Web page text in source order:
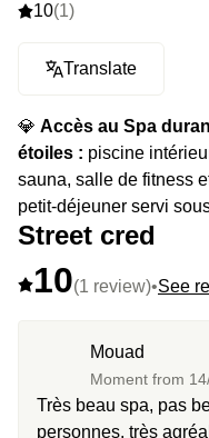
10(1)
Translate
💎 Accès au Spa
étoiles : piscine
sauna, salle de fitness
petit-déjeuner servi
Street cred
10(1 review)•See
Mouad
Moment from
Très beau spa, pas
personnes, très